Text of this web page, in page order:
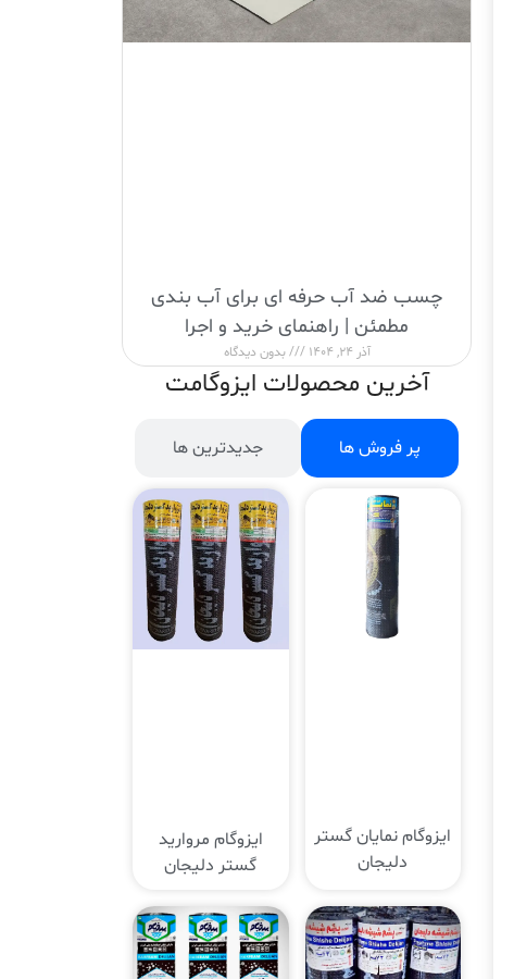
چسب ضد آب حرفه ای برای آب بندی
مطمئن | راهنمای خرید و اجرا
آذر 24, 1404 بدون دیدگاه
آخرین محصولات ایزوگامت
پر فروش ها جدیدترین ها
ایزوگام نمایان گستر
دلیجان
ایزوگام مروارید
گستر دلیجان